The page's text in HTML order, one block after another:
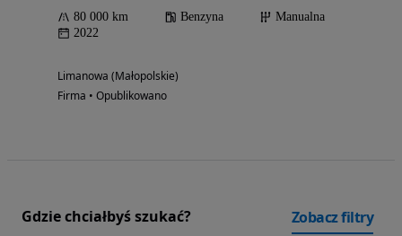
80 000 km Benzyna
Manualna
2022
Limanowa (Małopolskie)
Firma • Opublikowano
Gdzie chciałbyś szukać? Zobacz filtry